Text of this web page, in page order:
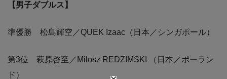
【男子ダブルス】
準優勝 松島輝空／QUEK Izaac（日本／シンガポール）
第3位 萩原啓至／Milosz REDZIMSKI （日本／ポーラン
ド）